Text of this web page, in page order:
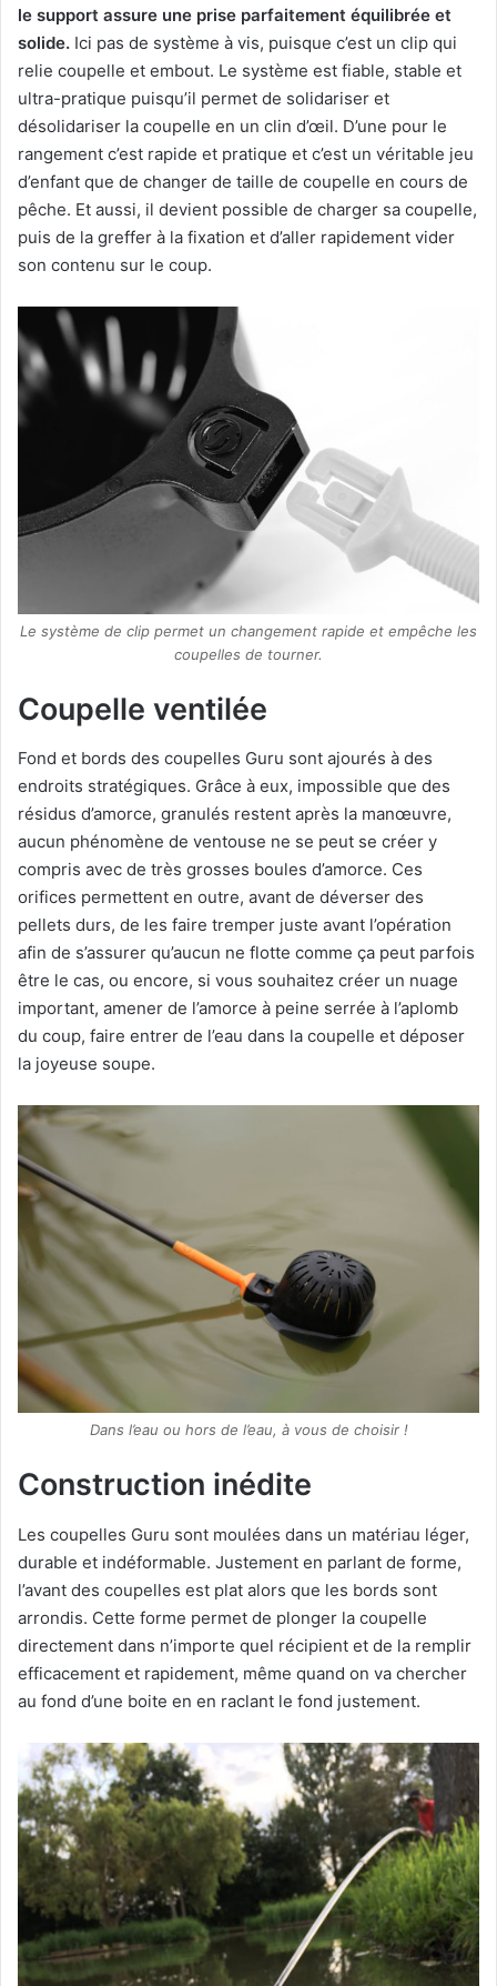
le support assure une prise parfaitement équilibrée et
solide. Ici pas de système à vis, puisque c’est un clip qui
relie coupelle et embout. Le système est fiable, stable et
ultra-pratique puisqu’il permet de solidariser et
désolidariser la coupelle en un clin d’œil. D’une pour le
rangement c’est rapide et pratique et c’est un véritable jeu
d’enfant que de changer de taille de coupelle en cours de
pêche. Et aussi, il devient possible de charger sa coupelle,
puis de la greffer à la fixation et d’aller rapidement vider
son contenu sur le coup.
Le système de clip permet un changement rapide et empêche les
coupelles de tourner.
Coupelle ventilée
Fond et bords des coupelles Guru sont ajourés à des
endroits stratégiques. Grâce à eux, impossible que des
résidus d’amorce, granulés restent après la manœuvre,
aucun phénomène de ventouse ne se peut se créer y
compris avec de très grosses boules d’amorce. Ces
orifices permettent en outre, avant de déverser des
pellets durs, de les faire tremper juste avant l’opération
afin de s’assurer qu’aucun ne flotte comme ça peut parfois
être le cas, ou encore, si vous souhaitez créer un nuage
important, amener de l’amorce à peine serrée à l’aplomb
du coup, faire entrer de l’eau dans la coupelle et déposer
la joyeuse soupe.
Dans l’eau ou hors de l’eau, à vous de choisir !
Construction inédite
Les coupelles Guru sont moulées dans un matériau léger,
durable et indéformable. Justement en parlant de forme,
l’avant des coupelles est plat alors que les bords sont
arrondis. Cette forme permet de plonger la coupelle
directement dans n’importe quel récipient et de la remplir
efficacement et rapidement, même quand on va chercher
au fond d’une boite en en raclant le fond justement.